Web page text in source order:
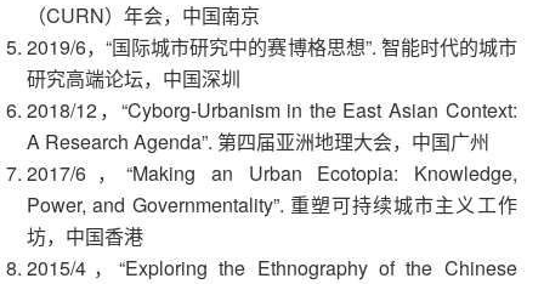
（CURN）年会，中国南京
2019/6，“国际城市研究中的赛博格思想”. 智能时代的城市
研究高端论坛，中国深圳
2018/12，“Cyborg-Urbanism in the East Asian Context:
A Research Agenda”. 第四届亚洲地理大会，中国广州
2017/6，“Making an Urban Ecotopia: Knowledge,
Power, and Governmentality”. 重塑可持续城市主义工作
坊，中国香港
2015/4，“Exploring the Ethnography of the Chinese